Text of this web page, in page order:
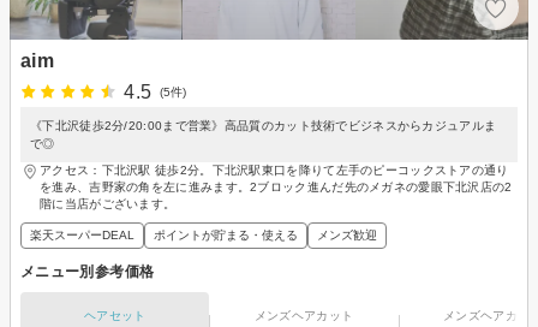
aim
4.5
(5件)
《下北沢徒歩2分/20:00まで営業》高品質のカット技術でビジネスからカジュアルま
で◎
アクセス：下北沢駅 徒歩2分。下北沢駅東口を降りて左手のピーコックストアの通り
を進み、吉野家の角を左に進みます。2ブロック進んだ先のメガネの愛眼下北沢店の2
階に当店がございます。
楽天スーパーDEAL ポイントが貯まる・使える メンズ歓迎
メニュー別参考価格
ヘアセット メンズヘアカット メンズヘアカラ